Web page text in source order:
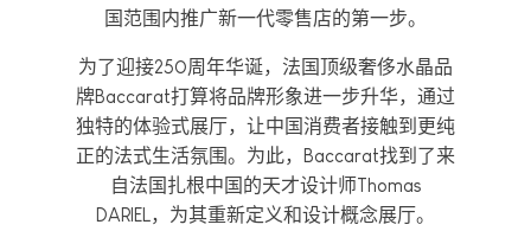
国范围内推广新一代零售店的第一步。
为了迎接250周年华诞，法国顶级奢侈水晶品
牌Baccarat打算将品牌形象进一步升华，通过
独特的体验式展厅，让中国消费者接触到更纯
正的法式生活氛围。为此，Baccarat找到了来
自法国扎根中国的天才设计师Thomas
DARIEL，为其重新定义和设计概念展厅。